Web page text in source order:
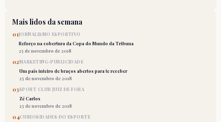
Mais lidos da semana
01JORNALISMO ESPORTIVO
Reforço na cobertura da Copa do Mundo da Tribuna
25 de novembro de 2018
02MARKETING-PUBLICIDADE
Um país inteiro de braços abertos para te receber
25 de novembro de 2018
03SPORT CLUB JUIZ DE FORA
Zé Carlos
25 de novembro de 2018
04CURIOSIDADES DO ESPORTE